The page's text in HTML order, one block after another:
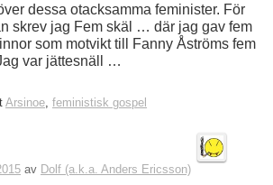
dessa otacksamma feminister. För
skrev jag Fem skäl … där jag gav fem
som motvikt till Fanny Åströms fem
var jättesnäll …
Arsinoe feministisk gospel
av Dolf (a.k.a. Anders Ericsson)